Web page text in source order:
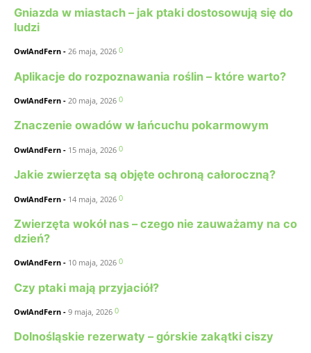
Gniazda w miastach – jak ptaki dostosowują się do
ludzi
OwlAndFern - 26 maja, 2026 0
Aplikacje do rozpoznawania roślin – które warto?
OwlAndFern - 20 maja, 2026 0
Znaczenie owadów w łańcuchu pokarmowym
OwlAndFern - 15 maja, 2026 0
Jakie zwierzęta są objęte ochroną całoroczną?
OwlAndFern - 14 maja, 2026 0
Zwierzęta wokół nas – czego nie zauważamy na co
dzień?
OwlAndFern - 10 maja, 2026 0
Czy ptaki mają przyjaciół?
OwlAndFern - 9 maja, 2026 0
Dolnośląskie rezerwaty – górskie zakątki ciszy